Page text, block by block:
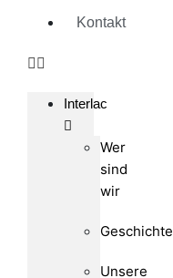
Kontakt
Interlac
Wer
sind
wir
Geschichte
Unsere